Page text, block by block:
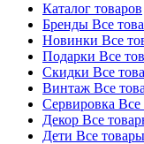
Каталог товаров
Бренды Все
Новинки Все
Подарки Все
Скидки Все
Винтаж Все
Сервировка Все
Декор Все
Дети Все товары